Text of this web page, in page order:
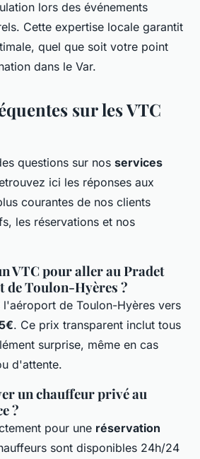
lors des événements
Cette expertise locale garantit
quel que soit votre point
dans le Var.
sur les VTC
questions sur nos services
ici les réponses aux
courantes de nos clients
les réservations et nos
VTC pour aller au Pradet
de Toulon-Hyères ?
de Toulon-Hyères vers
. Ce prix transparent inclut tous
surprise, même en cas
d'attente.
un chauffeur privé au
?
pour une réservation
sont disponibles 24h/24